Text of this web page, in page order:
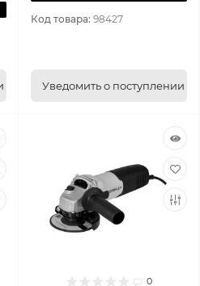
Код товара: 98427
Уведомить о поступлении
0